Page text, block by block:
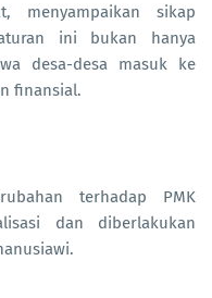
menyampaikan sikap
ini bukan hanya
desa-desa masuk ke
finansial.
terhadap PMK
dan diberlakukan